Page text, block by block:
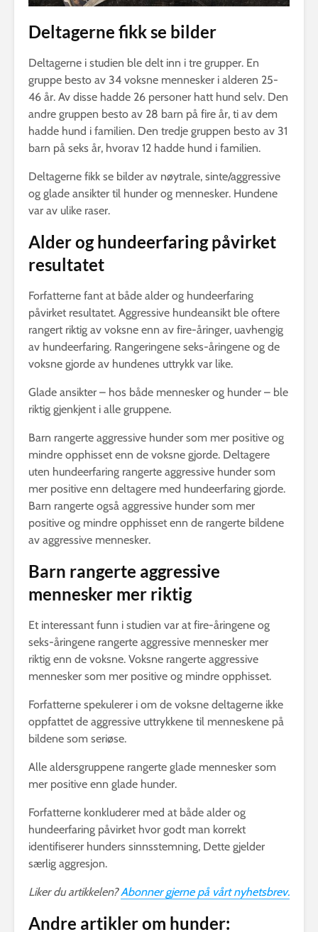
Deltagerne fikk se bilder
Deltagerne i studien ble delt inn i tre grupper. En
gruppe besto av 34 voksne mennesker i alderen 25-
46 år. Av disse hadde 26 personer hatt hund selv. Den
andre gruppen besto av 28 barn på fire år, ti av dem
hadde hund i familien. Den tredje gruppen besto av 31
barn på seks år, hvorav 12 hadde hund i familien.
Deltagerne fikk se bilder av nøytrale, sinte/aggressive
og glade ansikter til hunder og mennesker. Hundene
var av ulike raser.
Alder og hundeerfaring påvirket
resultatet
Forfatterne fant at både alder og hundeerfaring
påvirket resultatet. Aggressive hundeansikt ble oftere
rangert riktig av voksne enn av fire-åringer, uavhengig
av hundeerfaring. Rangeringene seks-åringene og de
voksne gjorde av hundenes uttrykk var like.
Glade ansikter – hos både mennesker og hunder – ble
riktig gjenkjent i alle gruppene.
Barn rangerte aggressive hunder som mer positive og
mindre opphisset enn de voksne gjorde. Deltagere
uten hundeerfaring rangerte aggressive hunder som
mer positive enn deltagere med hundeerfaring gjorde.
Barn rangerte også aggressive hunder som mer
positive og mindre opphisset enn de rangerte bildene
av aggressive mennesker.
Barn rangerte aggressive
mennesker mer riktig
Et interessant funn i studien var at fire-åringene og
seks-åringene rangerte aggressive mennesker mer
riktig enn de voksne. Voksne rangerte aggressive
mennesker som mer positive og mindre opphisset.
Forfatterne spekulerer i om de voksne deltagerne ikke
oppfattet de aggressive uttrykkene til menneskene på
bildene som seriøse.
Alle aldersgruppene rangerte glade mennesker som
mer positive enn glade hunder.
Forfatterne konkluderer med at både alder og
hundeerfaring påvirket hvor godt man korrekt
identifiserer hunders sinnsstemning, Dette gjelder
særlig aggresjon.
Liker du artikkelen?Abonner gjerne på vårt nyhetsbrev.
Andre artikler om hunder: